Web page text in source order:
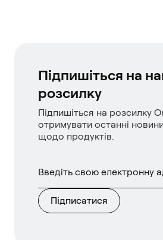
Підпишіться на
розсилку
Підпишіться на розсилку
отримувати останні
щодо продуктів.
Підписатися